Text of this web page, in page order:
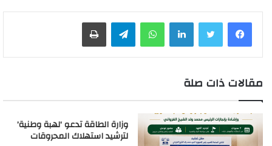
لينكدإن واتساب
مقالات ذات صلة
وزارة الطاقة تدعو ‘لهبة وطنية’
لترشيد استهلاك المحروقات